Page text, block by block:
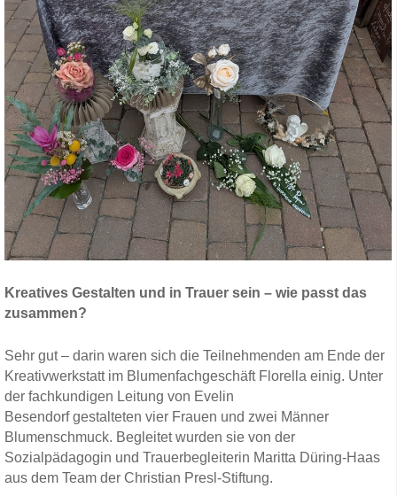
Kreatives Gestalten und in Trauer sein – wie passt das
zusammen?
Sehr gut – darin waren sich die Teilnehmenden am Ende der
Kreativwerkstatt im Blumenfachgeschäft Florella einig. Unter
der fachkundigen Leitung von Evelin
Besendorf gestalteten vier Frauen und zwei Männer
Blumenschmuck. Begleitet wurden sie von der
Sozialpädagogin und Trauerbegleiterin Maritta Düring-Haas
aus dem Team der Christian Presl-Stiftung.